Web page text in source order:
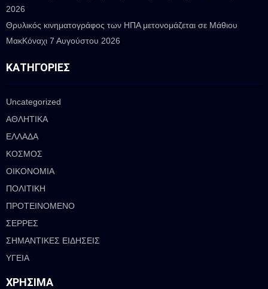
2026
Θρυλικός κινηματογράφος των ΗΠΑ μετονομάζεται σε Μάθιου
ΜακΚόναχι 7 Αυγούστου 2026
ΚΑΤΗΓΟΡΊΕΣ
Uncategorized
ΑΘΛΗΤΙΚΑ
ΕΛΛΑΔΑ
ΚΟΣΜΟΣ
ΟΙΚΟΝΟΜΙΑ
ΠΟΛΙΤΙΚΗ
ΠΡΟΤΕΙΝΟΜΕΝΟ
ΣΕΡΡΕΣ
ΣΗΜΑΝΤΙΚΕΣ ΕΙΔΗΣΕΙΣ
ΥΓΕΙΑ
ΧΡΉΣΙΜΑ